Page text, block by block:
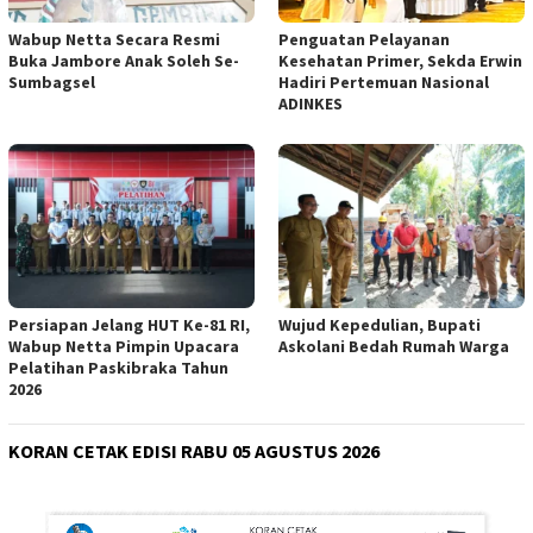
Wabup Netta Secara Resmi
Buka Jambore Anak Soleh Se-
Sumbagsel
Penguatan Pelayanan
Kesehatan Primer, Sekda Erwin
Hadiri Pertemuan Nasional
ADINKES
Persiapan Jelang HUT Ke-81 RI,
Wabup Netta Pimpin Upacara
Pelatihan Paskibraka Tahun
2026
Wujud Kepedulian, Bupati
Askolani Bedah Rumah Warga
KORAN CETAK EDISI RABU 05 AGUSTUS 2026